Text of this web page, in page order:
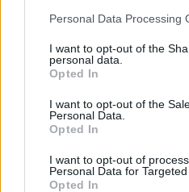
Personal Data Processing
I want to opt-out of the
personal data.
Opted In
I want to opt-out of the
Personal Data.
Opted In
I want to opt-out of
Personal Data for Targeted
Opted In
Ma niente è delizioso
Eh, oh
Voglio davvero
Andrò ovunque tu
(Controllo, ce l’hai)